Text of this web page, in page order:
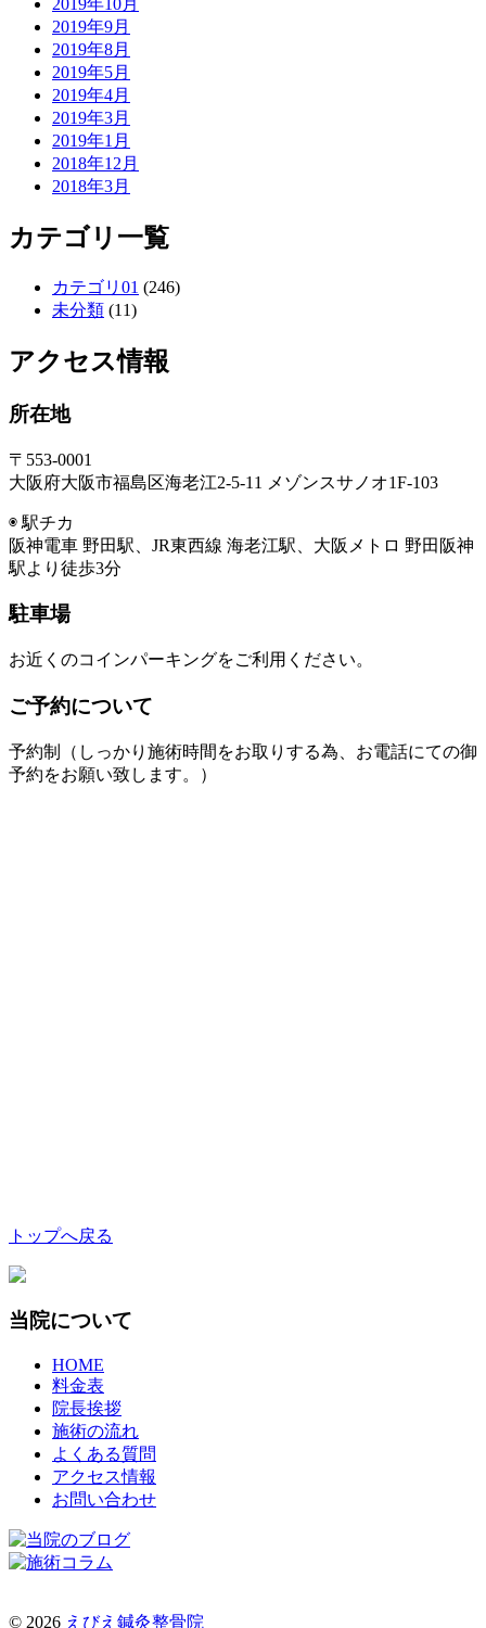
2019年10月
2019年9月
2019年8月
2019年5月
2019年4月
2019年3月
2019年1月
2018年12月
2018年3月
カテゴリ一覧
カテゴリ01 (246)
未分類 (11)
アクセス情報
所在地
〒553-0001
大阪府大阪市福島区海老江2-5-11 メゾンスサノオ1F-103
◉ 駅チカ
阪神電車 野田駅、JR東西線 海老江駅、大阪メトロ 野田阪神
駅より徒歩3分
駐車場
お近くのコインパーキングをご利用ください。
ご予約について
予約制（しっかり施術時間をお取りする為、お電話にての御
予約をお願い致します。）
トップへ戻る
当院について
HOME
料金表
院長挨拶
施術の流れ
よくある質問
アクセス情報
お問い合わせ
© 2026 えびえ鍼灸整骨院